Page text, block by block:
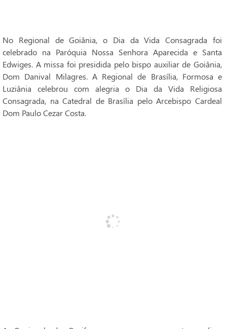
No Regional de Goiânia, o Dia da Vida Consagrada foi
celebrado na Paróquia Nossa Senhora Aparecida e Santa
Edwiges. A missa foi presidida pelo bispo auxiliar de Goiânia,
Dom Danival Milagres. A Regional de Brasília, Formosa e
Luziânia celebrou com alegria o Dia da Vida Religiosa
Consagrada, na Catedral de Brasília pelo Arcebispo Cardeal
Dom Paulo Cezar Costa.